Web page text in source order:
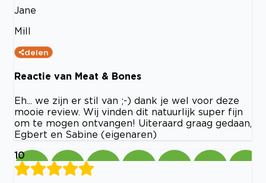
Jane
Mill
delen
Reactie van Meat & Bones
Eh... we zijn er stil van ;-) dank je wel voor deze
mooie review. Wij vinden dit natuurlijk super fijn
om te mogen ontvangen! Uiteraard graag gedaan,
Egbert en Sabine (eigenaren)
10